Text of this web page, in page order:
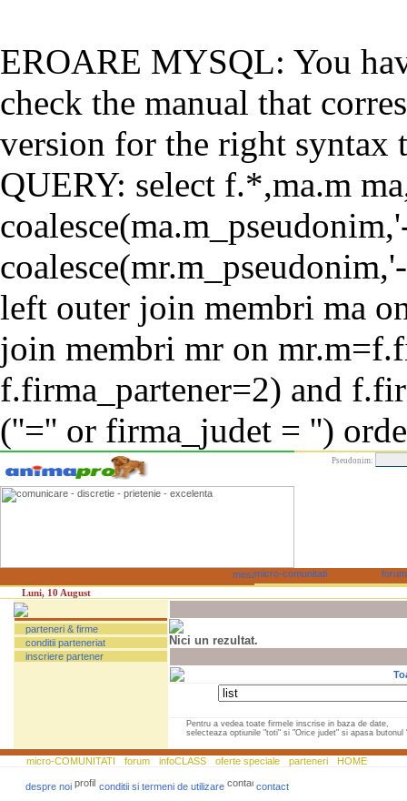
EROARE MYSQL: You
check the manual that
version for the right syntax
QUERY: select f.*,ma.m
left outer join membri ma
join membri mr on
f.firma_partener=2) and
(''='' or firma_judet = '')
Pseudonim:
Luni, 10 August
parteneri & firme
conditii parteneriat
inscriere partener
Nici un rezultat.
Pentru a vedea toate firmele inscrise in baza de date,
selecteaza optiunile "toti" si "Orice judet" si apasa butonul
micro-COMUNITATI forum infoCLASS oferte speciale parteneri HOME
despre noi conditii si termeni de utilizare contact